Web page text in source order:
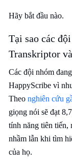
Hãy bắt đầu nào.
Tại sao các
Transkriptor
Các đội nhóm
HappyScribe vì
Theo nghiên cứu
giọng nói sẽ đạt
tính năng tiên tiến,
nhầm lẫn khi tìm
của họ.